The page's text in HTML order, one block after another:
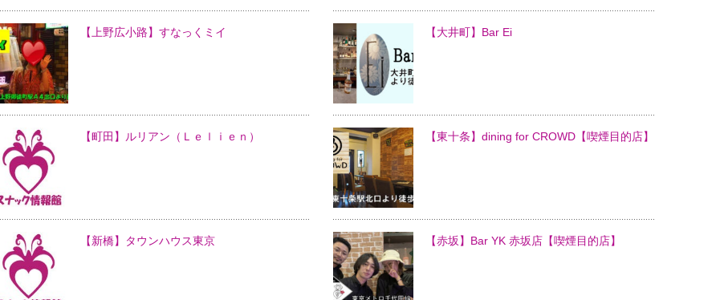
【上野広小路】すなっくミイ
【町田】ルリアン（Ｌｅｌｉｅｎ）
【新橋】タウンハウス東京
【大井町】Bar Ei
【東十条】dining for CROWD【喫煙目的店】
【赤坂】Bar YK 赤坂店【喫煙目的店】